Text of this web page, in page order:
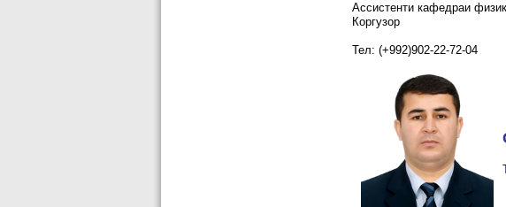
Ассистенти кафедраи
Коргузор
Тел: (+992)902-22-72-04